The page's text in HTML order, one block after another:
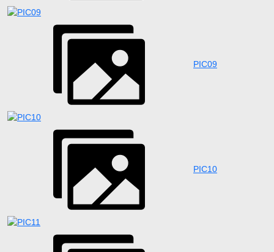
PIC09
PIC10